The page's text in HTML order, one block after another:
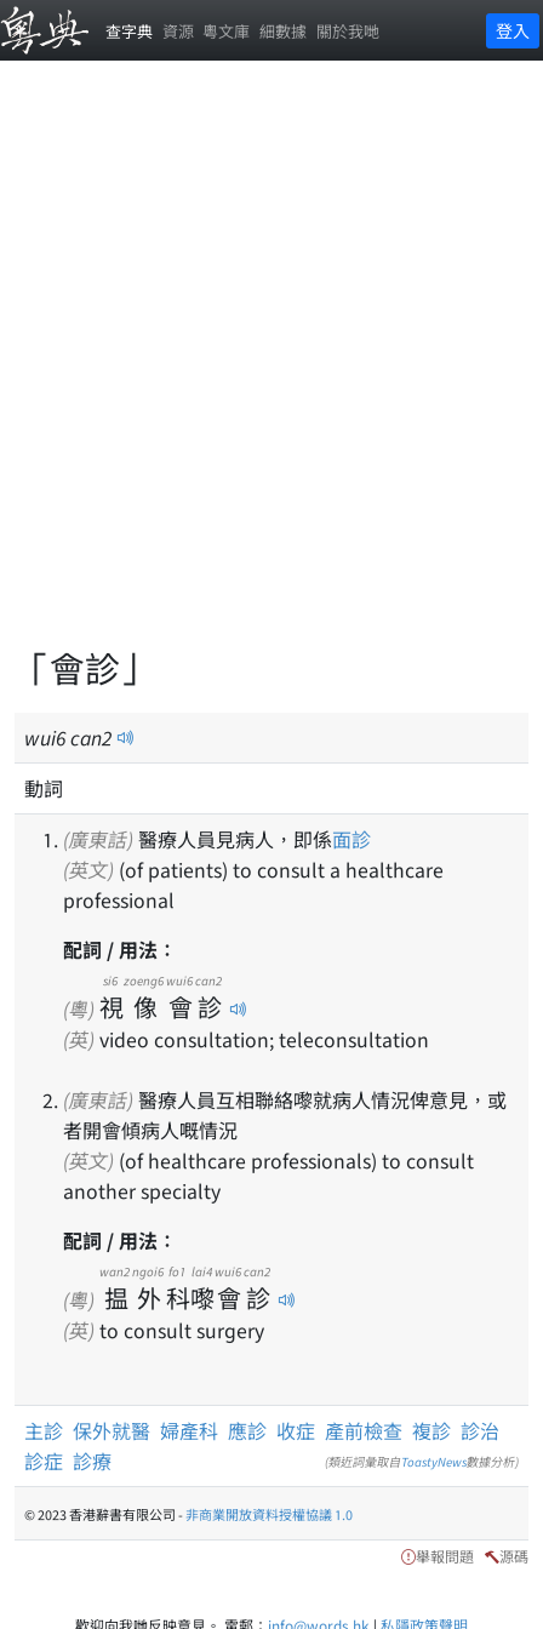
查字典 資源 粵文庫 細數據 關於我哋 登入
「會診」
wui6can2
動詞
(廣東話) 醫療人員見病人，即係面診
(英文)
professional
配詞 / 用法：
(粵) 視
si6
像
zoeng6
會
wui6
診
can2
(英) video consultation; teleconsultation
(廣東話)
者開會傾病人嘅情況
(英文)
another specialty
配詞 / 用法：
(粵) 揾
wan2
外
ngoi6
科
fo1
嚟
lai4
會
wui6
診
can2
(英) to consult surgery
主診 保外就醫 婦產科 應診 收症 產前檢查 複診 診治
診症 診療 (類近詞彙取自ToastyNews數據分析)
© 2023 香港辭書有限公司 -非商業開放資料授權協議 1.0
舉報問題 源碼
歡迎向我哋反映意見。 電郵： info@words.hk | 私隱政策聲明